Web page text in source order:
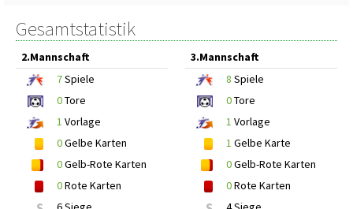
Gesamtstatistik
2.Mannschaft
7Spiele
0Tore
1 Vorlage
0Gelbe Karten
0Gelb-Rote Karten
0Rote Karten
3.Mannschaft
8 Spiele
0Tore
1 Vorlage
1 Gelbe Karte
0Gelb-Rote Karten
0Rote Karten